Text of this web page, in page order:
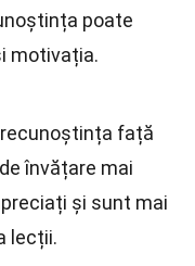
poate
motivația.
față
învățare mai
și sunt mai
lecții.